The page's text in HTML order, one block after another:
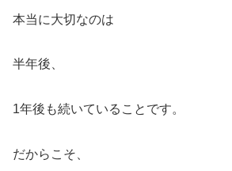
本当に大切なのは
半年後、
1年後も続いていることです。
だからこそ、